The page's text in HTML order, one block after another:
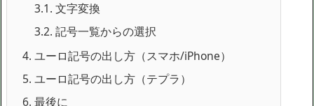
3.1. 文字変換
3.2. 記号一覧からの選択
4. ユーロ記号の出し方（スマホ/iPhone）
5. ユーロ記号の出し方（テプラ）
6. 最後に